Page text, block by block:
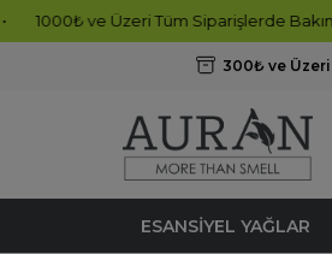
Üzeri Tüm Siparişlerde Bakım Çantası
300₺ ve Üzeri
ESANSIYEL YAĞLAR